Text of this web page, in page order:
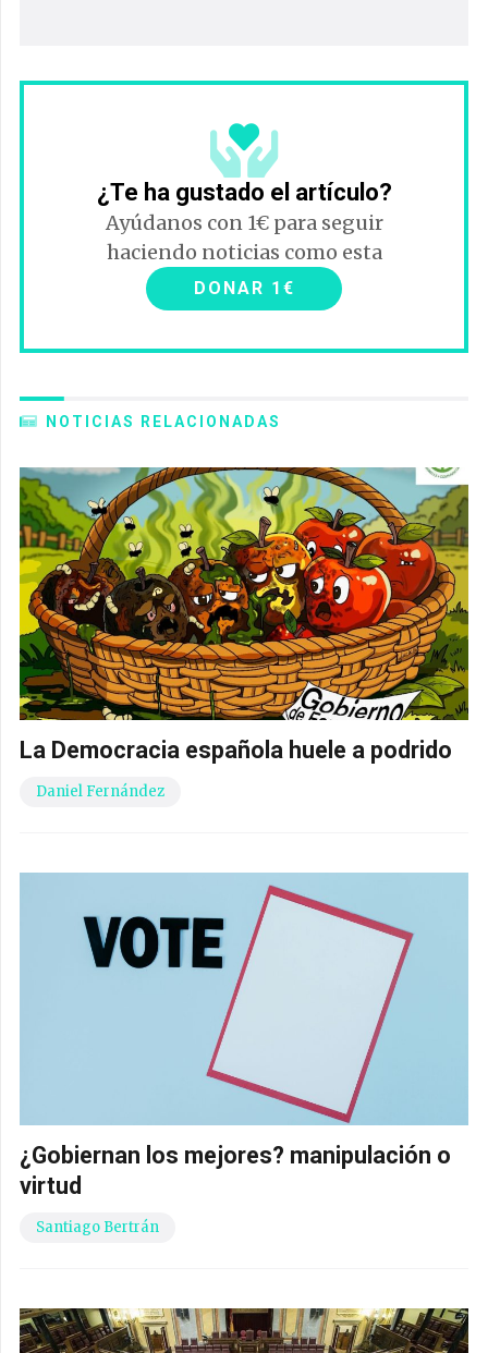
¿Te ha gustado el artículo?
Ayúdanos con 1€ para seguir
haciendo noticias como esta
DONAR 1€
NOTICIAS RELACIONADAS
La Democracia española huele a podrido
Daniel Fernández
¿Gobiernan los mejores? manipulación o
virtud
Santiago Bertrán